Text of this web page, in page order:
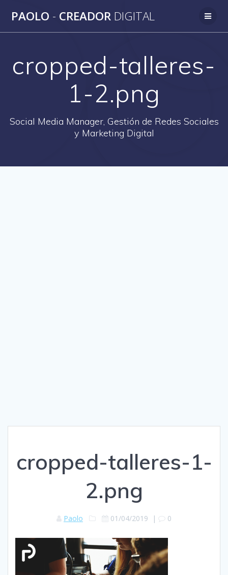
al
PAOLO - CREADOR DIGITAL
cropped-talleres-
1-2.png
Social Media Manager, Gestión de Redes Sociales
y Marketing Digital
cropped-talleres-1-
2.png
Paolo 01/04/2019 | 0